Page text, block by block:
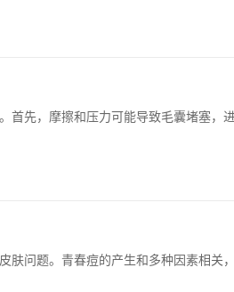
首先，摩擦和压力可能导致毛囊堵塞，
问题。青春痘的产生和多种因素相关